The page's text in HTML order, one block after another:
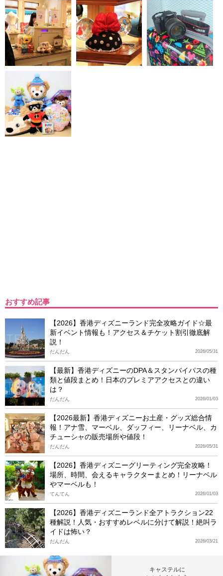
おすすめ記事
【2026】香港ディズニーランド完全攻略ガイド☆最
新イベント情報も！アクセス＆チケット割引徹底解
説！
2026/05/31
だんだん
【最新】香港ディズニーのDPA＆スタンバイパスの種
類と値段まとめ！日本のプレミアアクセスとの違い
は？
2026/01/03
だんだん
【2026最新】香港ディズニーお土産・グッズ総合情
報！アナ雪、マーベル、ダッフィー、リーナベル、カ
チューシャの販売場所や値段！
2026/05/31
だんだん
【2026】香港ディズニーグリーティング完全攻略！
場所、時間、会えるキャラクターまとめ！リーナベル
やマーベルも！
2026/01/03
てんてん
【2026】香港ディズニーランド全アトラクション22
種解説！人気・おすすめレベルに分けて解説！絶叫ラ
イドは怖い？
2026/03/21
だんだん
キャステルに